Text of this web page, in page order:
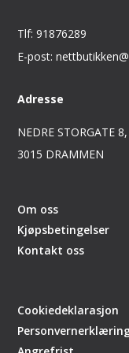
Tlf: 91876289
E-post:
Adresse
NEDRE STORGATE 8,
3015 DRAMMEN
Om oss
Kjøpsbetingelser
Kontakt oss
Cookiedeklarasjon